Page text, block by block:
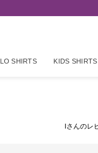
SHIRTS KIDS SHIRTS
Iさんのレ